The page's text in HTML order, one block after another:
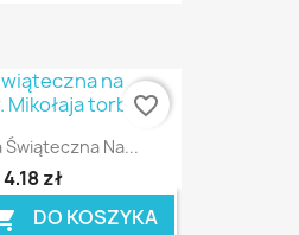
Na...
4,18 zł
DO KOSZYKA
favorite_border